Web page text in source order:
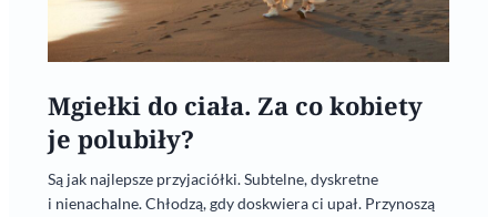
Mgiełki do ciała. Za co kobiety
je polubiły?
Są jak najlepsze przyjaciółki. Subtelne, dyskretne
i nienachalne. Chłodzą, gdy doskwiera ci upał. Przynoszą